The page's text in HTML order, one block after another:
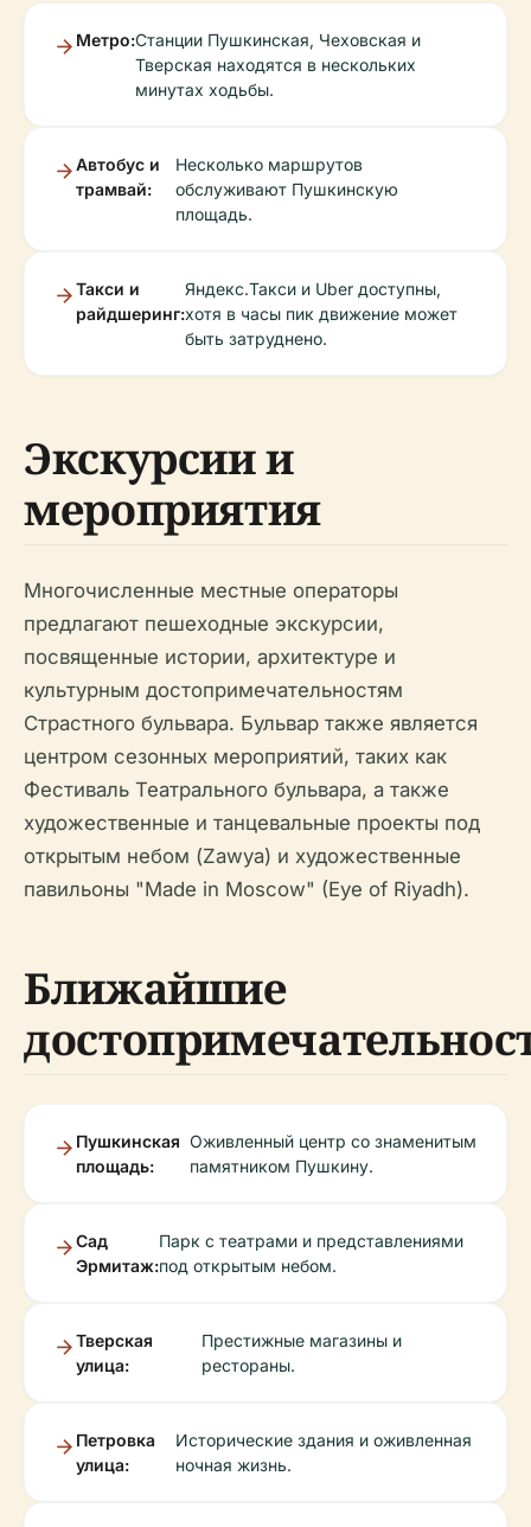
Метро:Станции Пушкинская, Чеховская и
Тверская находятся в нескольких
минутах ходьбы.
Автобус и
трамвай:
Несколько маршрутов
обслуживают Пушкинскую
площадь.
Такси и
райдшеринг:
Яндекс.Такси и Uber доступны,
хотя в часы пик движение может
быть затруднено.
Экскурсии и
мероприятия
Многочисленные местные операторы
предлагают пешеходные экскурсии,
посвященные истории, архитектуре и
культурным достопримечательностям
Страстного бульвара. Бульвар также является
центром сезонных мероприятий, таких как
Фестиваль Театрального бульвара, а также
художественные и танцевальные проекты под
открытым небом (Zawya) и художественные
павильоны "Made in Moscow" (Eye of Riyadh).
Ближайшие
Пушкинская
площадь:
Оживленный центр со знаменитым
памятником Пушкину.
Сад
Эрмитаж:
Парк с театрами и представлениями
под открытым небом.
Тверская
улица:
Престижные магазины и
рестораны.
Петровка
улица:
Исторические здания и оживленная
ночная жизнь.